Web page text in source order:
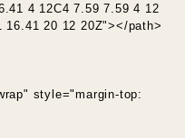
4 12C4 7.59 7.59 4 12
16.41 20 12 20Z"></path>
style="margin-top: